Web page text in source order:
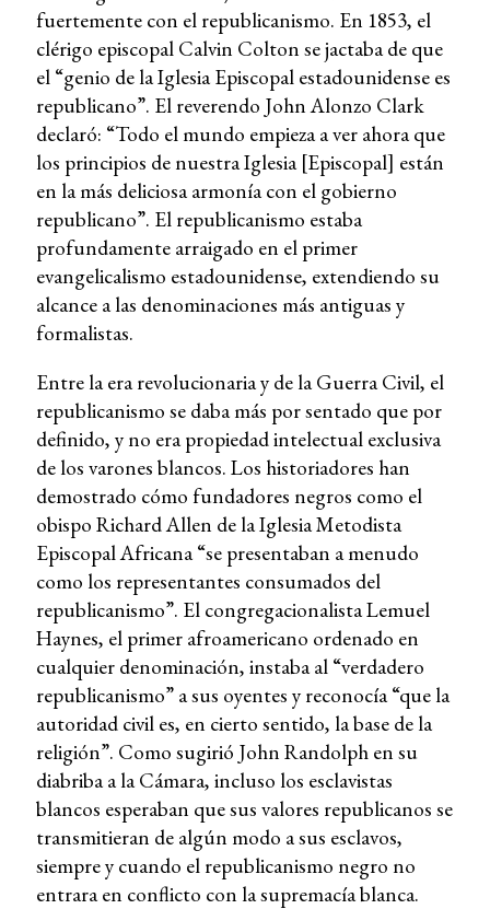
fuertemente con el republicanismo. En 1853, el
clérigo episcopal Calvin Colton se jactaba de que
el “genio de la Iglesia Episcopal estadounidense es
republicano”. El reverendo John Alonzo Clark
declaró: “Todo el mundo empieza a ver ahora que
los principios de nuestra Iglesia [Episcopal] están
en la más deliciosa armonía con el gobierno
republicano”. El republicanismo estaba
profundamente arraigado en el primer
evangelicalismo estadounidense, extendiendo su
alcance a las denominaciones más antiguas y
formalistas.
Entre la era revolucionaria y de la Guerra Civil, el
republicanismo se daba más por sentado que por
definido, y no era propiedad intelectual exclusiva
de los varones blancos. Los historiadores han
demostrado cómo fundadores negros como el
obispo Richard Allen de la Iglesia Metodista
Episcopal Africana “se presentaban a menudo
como los representantes consumados del
republicanismo”. El congregacionalista Lemuel
Haynes, el primer afroamericano ordenado en
cualquier denominación, instaba al “verdadero
republicanismo” a sus oyentes y reconocía “que la
autoridad civil es, en cierto sentido, la base de la
religión”. Como sugirió John Randolph en su
diabriba a la Cámara, incluso los esclavistas
blancos esperaban que sus valores republicanos se
transmitieran de algún modo a sus esclavos,
siempre y cuando el republicanismo negro no
entrara en conflicto con la supremacía blanca.